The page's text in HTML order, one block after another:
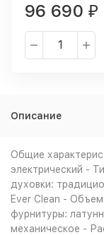
96 690 ₽
Описание
Общие
электрический -
духовки:
Ever Clean -
фурнитуры:
механическое -